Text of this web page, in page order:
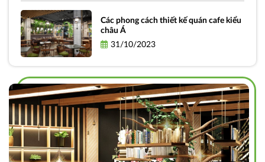
Các phong cách thiết kế quán cafe kiểu
châu Á
31/10/2023